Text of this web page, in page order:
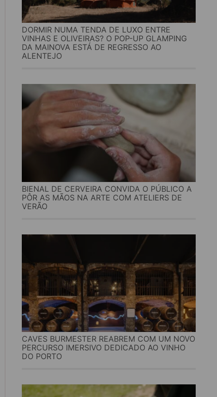
DORMIR NUMA TENDA DE LUXO ENTRE
VINHAS E OLIVEIRAS? O POP-UP GLAMPING
DA MAINOVA ESTÁ DE REGRESSO AO
ALENTEJO
BIENAL DE CERVEIRA CONVIDA O PÚBLICO A
PÔR AS MÃOS NA ARTE COM ATELIERS DE
VERÃO
CAVES BURMESTER REABREM COM UM NOVO
PERCURSO IMERSIVO DEDICADO AO VINHO
DO PORTO